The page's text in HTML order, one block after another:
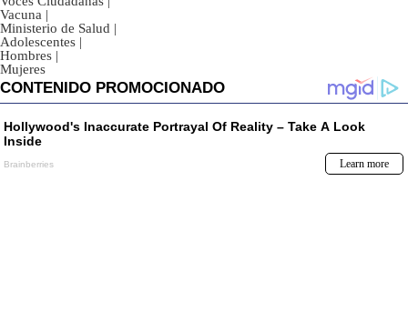
Vacuna |
Ministerio de Salud |
Adolescentes |
Hombres |
Mujeres